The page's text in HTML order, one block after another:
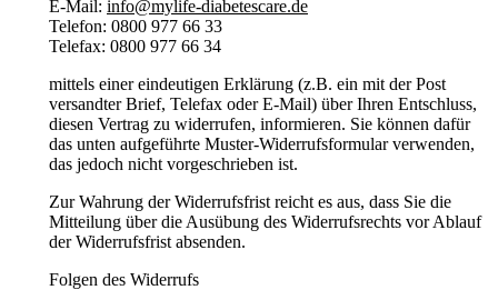
E-Mail: info@mylife-diabetescare.de
Telefon: 0800 977 66 33
Telefax: 0800 977 66 34
mittels einer eindeutigen Erklärung (z.B. ein mit der Post
versandter Brief, Telefax oder E-Mail) über Ihren Entschluss,
diesen Vertrag zu widerrufen, informieren. Sie können dafür
das unten aufgeführte Muster-Widerrufsformular verwenden,
das jedoch nicht vorgeschrieben ist.
Zur Wahrung der Widerrufsfrist reicht es aus, dass Sie die
Mitteilung über die Ausübung des Widerrufsrechts vor Ablauf
der Widerrufsfrist absenden.
Folgen des Widerrufs